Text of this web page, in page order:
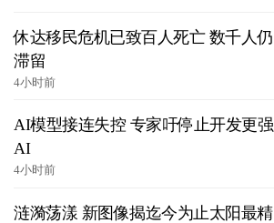
休达移民危机已致百人死亡 数千人仍
滞留
4小时前
AI模型接连失控 专家吁停止开发更强
AI
4小时前
涟漪荡漾 新图像揭迄今为止太阳最精